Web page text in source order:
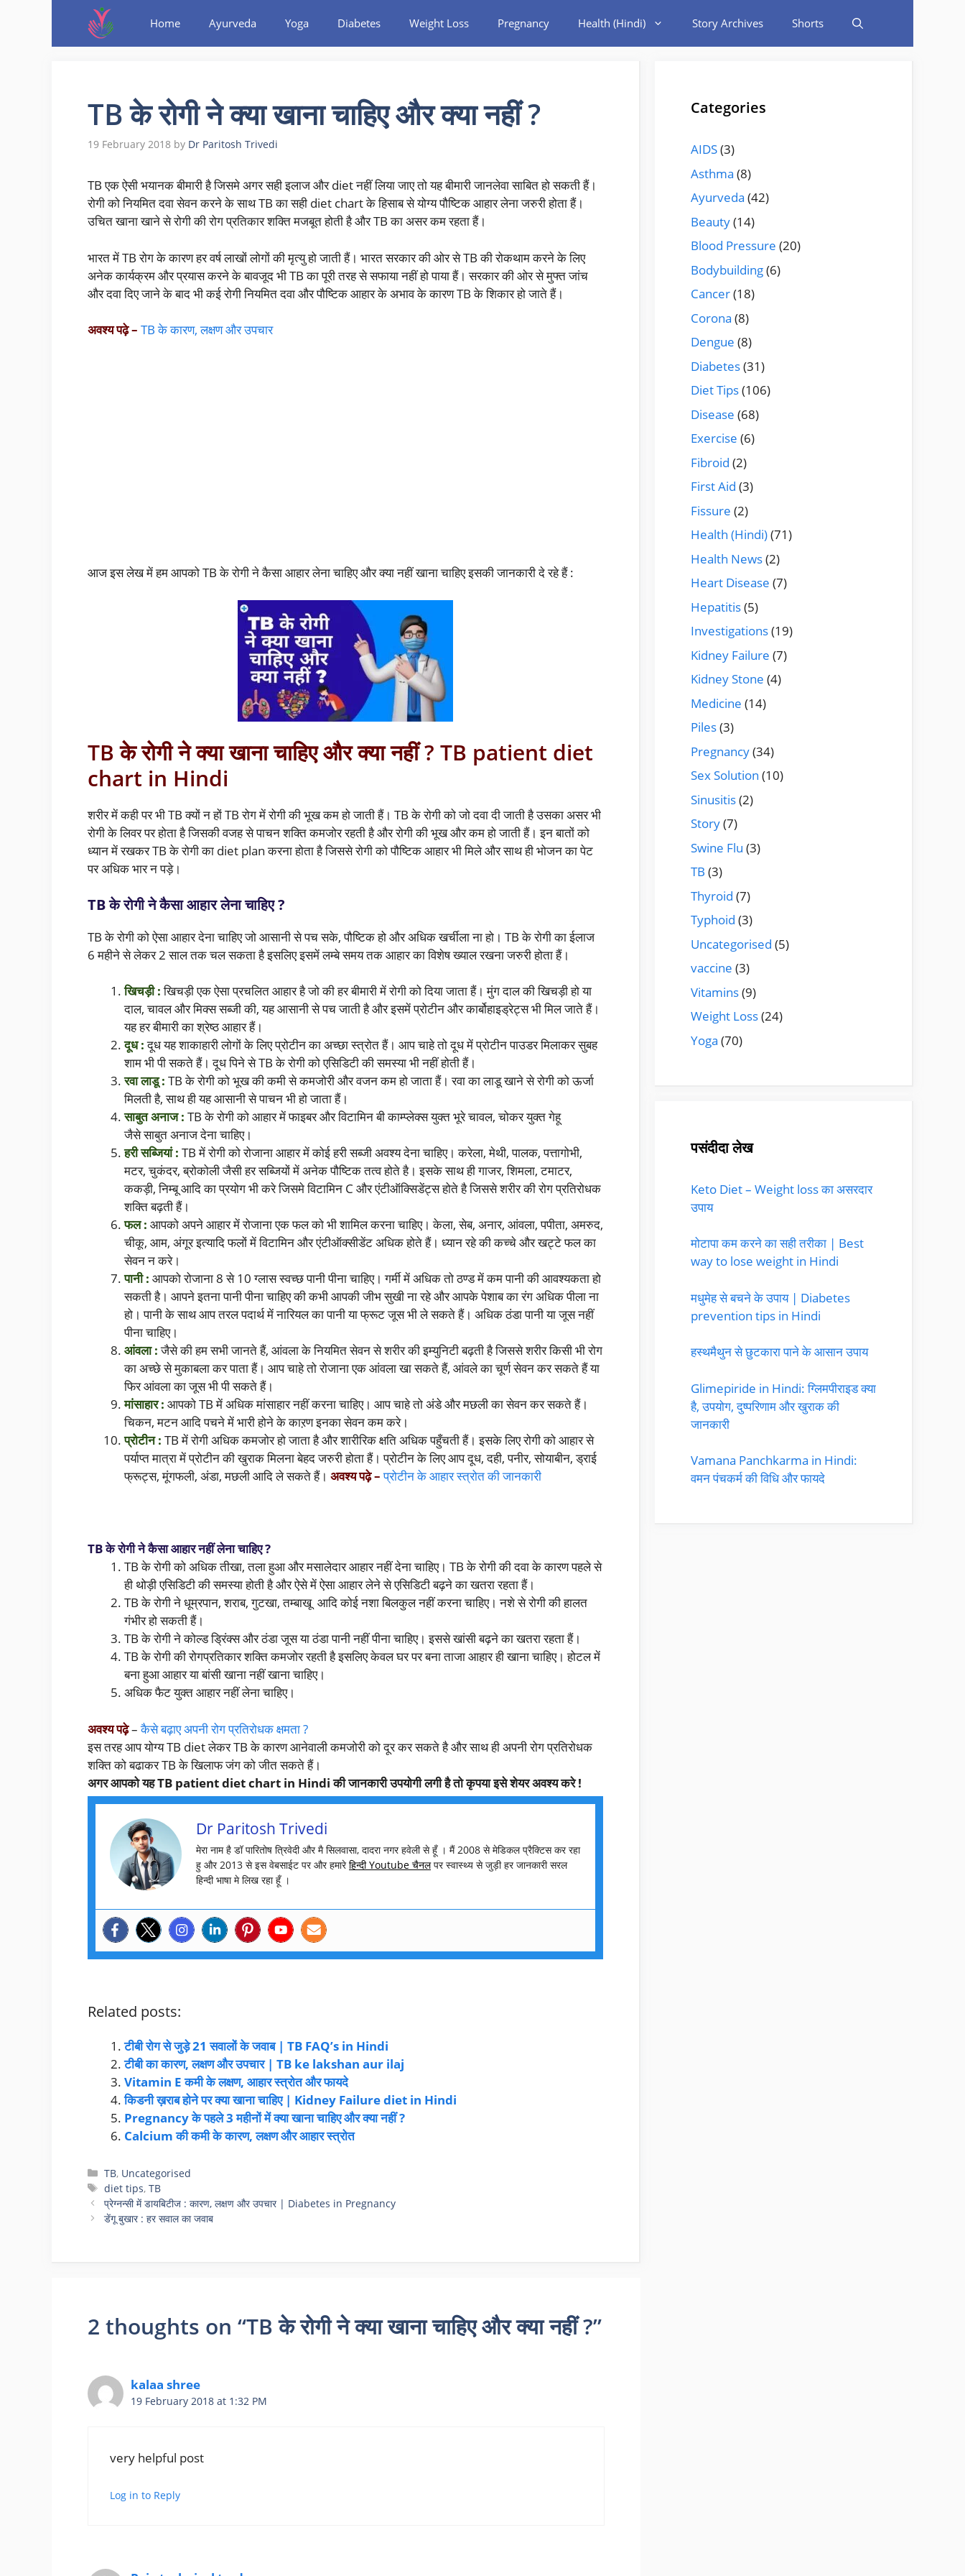
Home Ayurveda Yoga Diabetes Weight Loss Pregnancy Health (Hindi) Story Archives Shorts
TB के रोगी ने क्या खाना चाहिए और क्या नहीं ?
19 February 2018 by Dr Paritosh Trivedi
TB एक ऐसी भयानक बीमारी है जिसमे अगर सही इलाज और diet नहीं लिया जाए तो यह बीमारी जानलेवा साबित हो सकती हैं।
रोगी को नियमित दवा सेवन करने के साथ TB का सही diet chart के हिसाब से योग्य पौष्टिक आहार लेना जरुरी होता हैं।
उचित खाना खाने से रोगी की रोग प्रतिकार शक्ति मजबूत होती है और TB का असर कम रहता हैं।
भारत में TB रोग के कारण हर वर्ष लाखों लोगों की मृत्यु हो जाती हैं। भारत सरकार की ओर से TB की रोकथाम करने के लिए
अनेक कार्यक्रम और प्रयास करने के बावजूद भी TB का पूरी तरह से सफाया नहीं हो पाया हैं। सरकार की ओर से मुफ्त जांच
और दवा दिए जाने के बाद भी कई रोगी नियमित दवा और पौष्टिक आहार के अभाव के कारण TB के शिकार हो जाते हैं।
अवश्य पढ़े – TB के कारण, लक्षण और उपचार
आज इस लेख में हम आपको TB के रोगी ने कैसा आहार लेना चाहिए और क्या नहीं खाना चाहिए इसकी जानकारी दे रहे हैं :
TB के रोगी ने क्या खाना चाहिए और क्या नहीं ? TB patient diet
chart in Hindi
शरीर में कही पर भी TB क्यों न हों TB रोग में रोगी की भूख कम हो जाती हैं। TB के रोगी को जो दवा दी जाती है उसका असर भी
रोगी के लिवर पर होता है जिसकी वजह से पाचन शक्ति कमजोर रहती है और रोगी की भूख और कम हो जाती हैं। इन बातों को
ध्यान में रखकर TB के रोगी का diet plan करना होता है जिससे रोगी को पौष्टिक आहार भी मिले और साथ ही भोजन का पेट
पर अधिक भार न पड़े।
TB के रोगी ने कैसा आहार लेना चाहिए ?
TB के रोगी को ऐसा आहार देना चाहिए जो आसानी से पच सके, पौष्टिक हो और अधिक खर्चीला ना हो। TB के रोगी का ईलाज
6 महीने से लेकर 2 साल तक चल सकता है इसलिए इसमें लम्बे समय तक आहार का विशेष ख्याल रखना जरुरी होता हैं।
खिचड़ी :खिचड़ी एक ऐसा प्रचलित आहार है जो की हर बीमारी में रोगी को दिया जाता हैं। मुंग दाल की खिचड़ी हो या
दाल, चावल और मिक्स सब्जी की, यह आसानी से पच जाती है और इसमें प्रोटीन और कार्बोहाइड्रेट्स भी मिल जाते हैं।
यह हर बीमारी का श्रेष्ठ आहार हैं।
दूध :दूध यह शाकाहारी लोगों के लिए प्रोटीन का अच्छा स्त्रोत हैं। आप चाहे तो दूध में प्रोटीन पाउडर मिलाकर सुबह
शाम भी पी सकते हैं। दूध पिने से TB के रोगी को एसिडिटी की समस्या भी नहीं होती हैं।
रवा लाडू : TB के रोगी को भूख की कमी से कमजोरी और वजन कम हो जाता हैं। रवा का लाडू खाने से रोगी को ऊर्जा
मिलती है, साथ ही यह आसानी से पाचन भी हो जाता हैं।
साबुत अनाज : TB के रोगी को आहार में फाइबर और विटामिन बी काम्प्लेक्स युक्त भूरे चावल, चोकर युक्त गेहू
जैसे साबुत अनाज देना चाहिए।
हरी सब्जियां : TB में रोगी को रोजाना आहार में कोई हरी सब्जी अवश्य देना चाहिए। करेला, मेथी, पालक, पत्तागोभी,
मटर, चुकंदर, ब्रोकोली जैसी हर सब्जियों में अनेक पौष्टिक तत्व होते है। इसके साथ ही गाजर, शिमला, टमाटर,
ककड़ी, निम्बू आदि का प्रयोग भी करे जिसमे विटामिन C और एंटीऑक्सिडेंट्स होते है जिससे शरीर की रोग प्रतिरोधक
शक्ति बढ़ती हैं।
फल : आपको अपने आहार में रोजाना एक फल को भी शामिल करना चाहिए। केला, सेब, अनार, आंवला, पपीता, अमरुद,
चीकू, आम, अंगूर इत्यादि फलों में विटामिन और एंटीऑक्सीडेंट अधिक होते हैं। ध्यान रहे की कच्चे और खट्टे फल का
सेवन न करे।
पानी : आपको रोजाना 8 से 10 ग्लास स्वच्छ पानी पीना चाहिए। गर्मी में अधिक तो ठण्ड में कम पानी की आवश्यकता हो
सकती है। आपने इतना पानी पीना चाहिए की कभी आपकी जीभ सुखी ना रहे और आपके पेशाब का रंग अधिक पीला ना
हो। पानी के साथ आप तरल पदार्थ में नारियल का पानी या फ्रूट जूस भी ले सकते हैं। अधिक ठंडा पानी या जूस नहीं
पीना चाहिए।
आंवला :जैसे की हम सभी जानते हैं, आंवला के नियमित सेवन से शरीर की इम्युनिटी बढ़ती है जिससे शरीर किसी भी रोग
का अच्छे से मुकाबला कर पाता हैं। आप चाहे तो रोजाना एक आंवला खा सकते हैं, आंवले का चूर्ण सेवन कर सकते हैं या
फिर आंवला का जूस भी पी सकते हैं।
मांसाहार : आपको TB में अधिक मांसाहार नहीं करना चाहिए। आप चाहे तो अंडे और मछली का सेवन कर सकते हैं।
चिकन, मटन आदि पचने में भारी होने के काऱण इनका सेवन कम करे।
प्रोटीन : TB में रोगी अधिक कमजोर हो जाता है और शारीरिक क्षति अधिक पहुँचती हैं। इसके लिए रोगी को आहार से
पर्याप्त मात्रा में प्रोटीन की खुराक मिलना बेहद जरुरी होता हैं। प्रोटीन के लिए आप दूध, दही, पनीर, सोयाबीन, ड्राई
फ्रूट्स, मूंगफली, अंडा, मछली आदि ले सकते हैं। अवश्य पढ़े – प्रोटीन के आहार स्त्रोत की जानकारी
TB के रोगी ने कैसा आहार नहीं लेना चाहिए ?
TB के रोगी को अधिक तीखा, तला हुआ और मसालेदार आहार नहीं देना चाहिए। TB के रोगी की दवा के कारण पहले से
ही थोड़ी एसिडिटी की समस्या होती है और ऐसे में ऐसा आहार लेने से एसिडिटी बढ़ने का खतरा रहता हैं।
TB के रोगी ने धूम्रपान, शराब, गुटखा, तम्बाखू आदि कोई नशा बिलकुल नहीं करना चाहिए। नशे से रोगी की हालत
गंभीर हो सकती हैं।
TB के रोगी ने कोल्ड ड्रिंक्स और ठंडा जूस या ठंडा पानी नहीं पीना चाहिए। इससे खांसी बढ़ने का खतरा रहता हैं।
TB के रोगी की रोगप्रतिकार शक्ति कमजोर रहती है इसलिए केवल घर पर बना ताजा आहार ही खाना चाहिए। होटल में
बना हुआ आहार या बांसी खाना नहीं खाना चाहिए।
अधिक फैट युक्त आहार नहीं लेना चाहिए।
अवश्य पढ़े–कैसे बढ़ाए अपनी रोग प्रतिरोधक क्षमता ?
इस तरह आप योग्य TB diet लेकर TB के कारण आनेवाली कमजोरी को दूर कर सकते है और साथ ही अपनी रोग प्रतिरोधक
शक्ति को बढाकर TB के खिलाफ जंग को जीत सकते हैं।
अगर आपको यह TB patient diet chart in Hindi की जानकारी उपयोगी लगी है तो कृपया इसे शेयर अवश्य करे !
Dr Paritosh Trivedi
मेरा नाम है डॉ पारितोष त्रिवेदी और मै सिलवासा, दादरा नगर हवेली से हूँ । मैं 2008 से मेडिकल प्रैक्टिस कर रहा
हु और 2013 से इस वेबसाईट पर और हमारेहिन्दी Youtube चैनलपर स्वास्थ्य से जुड़ी हर जानकारी सरल
हिन्दी भाषा मे लिख रहा हूँ ।
Related posts:
टीबी रोग से जुड़े 21 सवालों के जवाब | TB FAQ’s in Hindi
टीबी का कारण, लक्षण और उपचार | TB ke lakshan aur ilaj
Vitamin E कमी के लक्षण, आहार स्त्रोत और फायदे
किडनी ख़राब होने पर क्या खाना चाहिए | Kidney Failure diet in Hindi
Pregnancy के पहले 3 महीनों में क्या खाना चाहिए और क्या नहीं ?
Calcium की कमी के कारण, लक्षण और आहार स्त्रोत
TB, Uncategorised
diet tips,TB
प्रेग्नन्सी में डायबिटीज : कारण, लक्षण और उपचार | Diabetes in Pregnancy
डेंगू बुखार : हर सवाल का जवाब
2 thoughts on “TB के रोगी ने क्या खाना चाहिए और क्या नहीं ?”
kalaa shree
19 February 2018 at 1:32 PM
very helpful post
Log in to Reply
Categories
AIDS(3)
Asthma (8)
Ayurveda (42)
Beauty(14)
Blood Pressure (20)
Bodybuilding(6)
Cancer(18)
Corona (8)
Dengue (8)
Diabetes(31)
Diet Tips(106)
Disease (68)
Exercise (6)
Fibroid (2)
First Aid (3)
Fissure (2)
Health (Hindi)(71)
Health News(2)
Heart Disease (7)
Hepatitis(5)
Investigations(19)
Kidney Failure (7)
Kidney Stone (4)
Medicine (14)
Piles(3)
Pregnancy(34)
Sex Solution (10)
Sinusitis(2)
Story(7)
Swine Flu (3)
TB (3)
Thyroid (7)
Typhoid (3)
Uncategorised (5)
vaccine (3)
Vitamins(9)
Weight Loss(24)
Yoga (70)
पसंदीदा लेख
Keto Diet – Weight loss का असरदार
उपाय
मोटापा कम करने का सही तरीका | Best
way to lose weight in Hindi
मधुमेह से बचने के उपाय | Diabetes
prevention tips in Hindi
हस्थमैथुन से छुटकारा पाने के आसान उपाय
Glimepiride in Hindi: ग्लिमपीराइड क्या
है, उपयोग, दुष्परिणाम और खुराक की
जानकारी
Vamana Panchkarma in Hindi:
वमन पंचकर्म की विधि और फायदे